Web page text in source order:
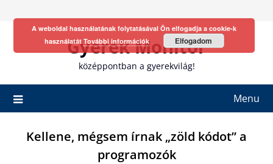
Gyerek Monitor
középpontban a gyerekvilág!
Menu
Kellene, mégsem írnak „zöld kódot” a
programozók
A weboldal használatának folytatásával Ön elfogadja a cookie-k
használatát További információk Elfogadom